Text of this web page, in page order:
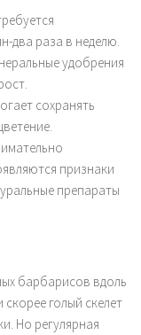
два раза в неделю.
удобрения
сохранять
признаки
препараты
барбарисов вдоль
голый скелет
Но регулярная